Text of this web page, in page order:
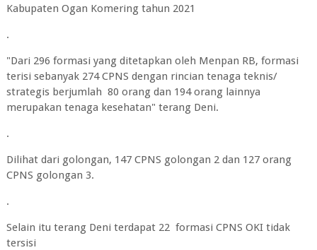
Kabupaten Ogan Komering tahun 2021
.
"Dari 296 formasi yang ditetapkan oleh Menpan RB, formasi
terisi sebanyak 274 CPNS dengan rincian tenaga teknis/
strategis berjumlah 80 orang dan 194 orang lainnya
merupakan tenaga kesehatan" terang Deni.
.
Dilihat dari golongan, 147 CPNS golongan 2 dan 127 orang
CPNS golongan 3.
.
Selain itu terang Deni terdapat 22 formasi CPNS OKI tidak
tersisi